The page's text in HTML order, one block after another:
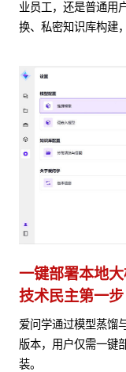
业员工，还是普通用
换、私密知识库构建
一键部署本地
技术民主第一步
爱问学通过模型蒸馏
版本，用户仅需一键
装。